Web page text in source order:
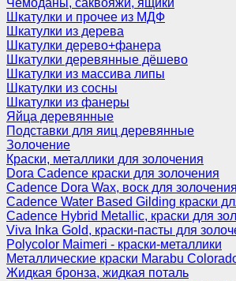
Чемоданы, саквояжи, ящики
Шкатулки и прочее из МДФ
Шкатулки из дерева
Шкатулки дерево+фанера
Шкатулки деревянные дёшево
Шкатулки из массива липы
Шкатулки из сосны
Шкатулки из фанеры
Яйца деревянные
Подставки для яиц деревянные
Золочение
Краски, металлики для золочения
Dora Cadence краски для золочения
Cadence Dora Wax, воск для золочения
Cadence Water Based Gilding краски
Cadence Hybrid Metallic, краски для
Viva Inka Gold, краски-пасты для
Polycolor Maimeri - краски-металлики
Металлические краски Marabu
Жидкая бронза, жидкая поталь